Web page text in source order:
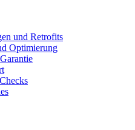
und Retrofits
Optimierung